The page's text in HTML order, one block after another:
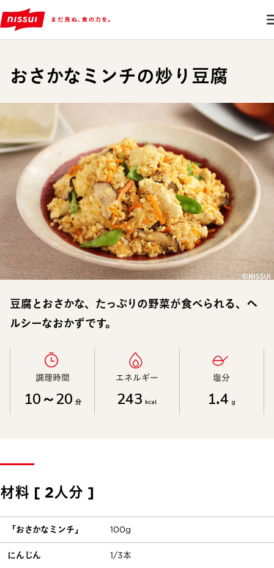
おさかなミンチの炒り豆腐
豆腐とおさかな、たっぷりの野菜が食べられる、ヘ
ルシーなおかずです。
調理時間​
10～20 分
エネルギー​
243 kcal
塩分​
1.4 g
材料 [ 2人分 ]
「おさかなミンチ」 100g
にんじん 1/3本